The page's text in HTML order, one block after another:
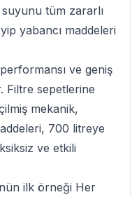
tüm zararlı
yabancı maddeleri
ve geniş
Filtre sepetlerine
mekanik,
700 litreye
ve etkili
ilk örneği Her